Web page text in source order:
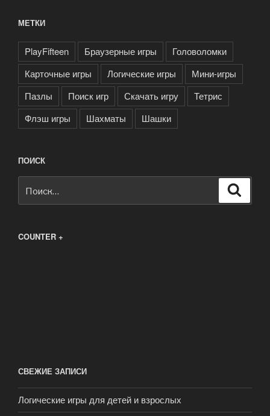
МЕТКИ
PlayFifteen Браузерные игры
Головоломки
Карточные игры
Логические игры
Мини-игры
Пазлы
Поиск игр Скачать игру
Тетрис
Флэш игры
Шахматы Шашки
ПОИСК
COUNTER +
СВЕЖИЕ ЗАПИСИ
Логические игры для детей и взрослых